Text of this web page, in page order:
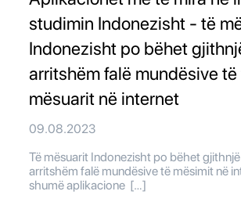
studimin Indonezisht - të
Indonezisht po bëhet
arritshëm falë mundësive të
mësuarit në internet
09.08.2023
Të mësuarit Indonezisht po bëhet
arritshëm falë mundësive të mësimit në
shumë aplikacione […]